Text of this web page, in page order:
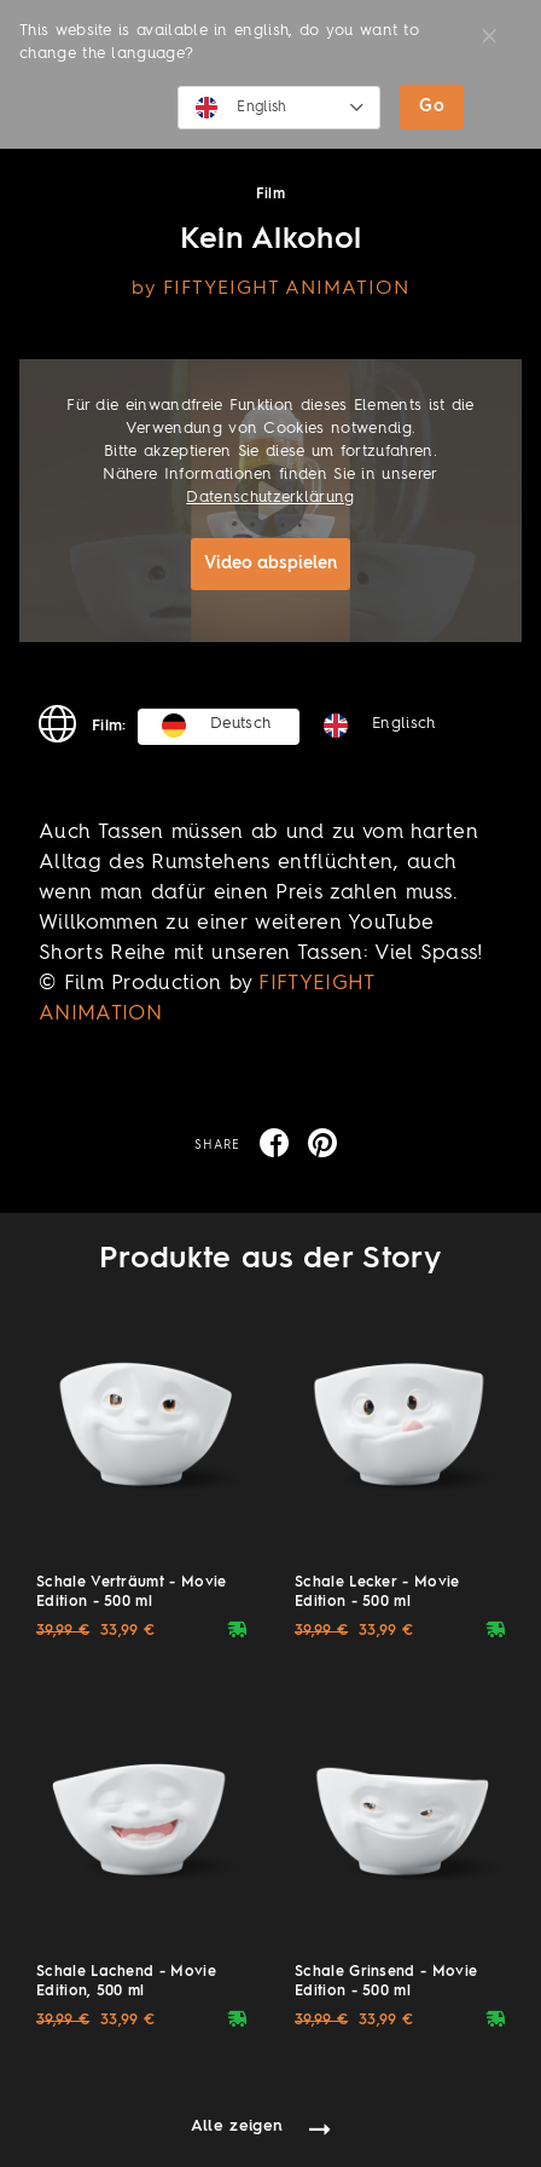
This website is available in english, do you want to
change the language?
English Go
Film
Kein Alkohol
by FIFTYEIGHT ANIMATION
Für die einwandfreie Funktion dieses Elements ist die
Verwendung von Cookies notwendig.
Bitte akzeptieren Sie diese um fortzufahren.
Nähere Informationen finden Sie in unserer
Datenschutzerklärung
Video abspielen
Film: Deutsch Englisch
Auch Tassen müssen ab und zu vom harten
Alltag des Rumstehens entflüchten, auch
wenn man dafür einen Preis zahlen muss.
Willkommen zu einer weiteren YouTube
Shorts Reihe mit unseren Tassen: Viel Spass!
© Film Production by FIFTYEIGHT
ANIMATION
SHARE
Produkte aus der Story
Schale Verträumt - Movie
Edition - 500 ml
deliveryvan
39,99 € 33,99 €
Schale Lecker - Movie
Edition - 500 ml
deliveryvan
39,99 € 33,99 €
Schale Lachend - Movie
Edition, 500 ml
deliveryvan
39,99 € 33,99 €
Schale Grinsend - Movie
Edition - 500 ml
deliveryvan
39,99 € 33,99 €
Alle zeigen